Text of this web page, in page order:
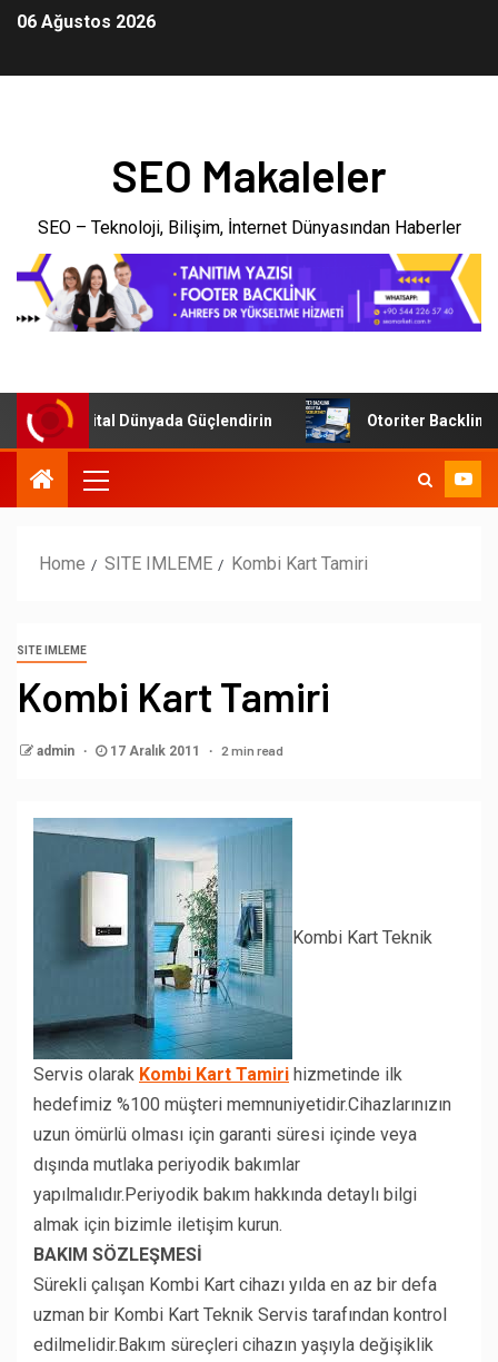
06 Ağustos 2026
SEO Makaleler
SEO – Teknoloji, Bilişim, İnternet Dünyasından Haberler
Dijital Dünyada Güçlendirin Otoriter Backlink ile
Home SITE IMLEME Kombi Kart Tamiri
SITE IMLEME
Kombi Kart Tamiri
admin 17 Aralık 2011 2 min read
Kombi Kart Teknik
Servis olarak Kombi Kart Tamiri hizmetinde ilk
hedefimiz %100 müşteri memnuniyetidir.Cihazlarınızın
uzun ömürlü olması için garanti süresi içinde veya
dışında mutlaka periyodik bakımlar
yapılmalıdır.Periyodik bakım hakkında detaylı bilgi
almak için bizimle iletişim kurun.
BAKIM SÖZLEŞMESİ
Sürekli çalışan Kombi Kart cihazı yılda en az bir defa
uzman bir Kombi Kart Teknik Servis tarafından kontrol
edilmelidir.Bakım süreçleri cihazın yaşıyla değişiklik